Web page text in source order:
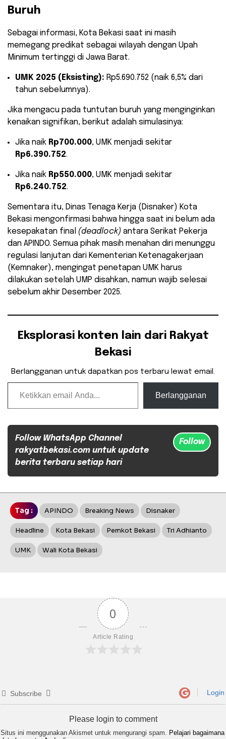
Buruh
​Sebagai informasi, Kota Bekasi saat ini masih
memegang predikat sebagai wilayah dengan Upah
Minimum tertinggi di Jawa Barat.
UMK 2025 (Eksisting): Rp5.690.752 (naik 6,5% dari
tahun sebelumnya).
​Jika mengacu pada tuntutan buruh yang menginginkan
kenaikan signifikan, berikut adalah simulasinya:
​Jika naik Rp700.000, UMK menjadi sekitar
Rp6.390.752.
​Jika naik Rp550.000, UMK menjadi sekitar
Rp6.240.752.
​Sementara itu, Dinas Tenaga Kerja (Disnaker) Kota
Bekasi mengonfirmasi bahwa hingga saat ini belum ada
kesepakatan final (deadlock) antara Serikat Pekerja
dan APINDO. Semua pihak masih menahan diri menunggu
regulasi lanjutan dari Kementerian Ketenagakerjaan
(Kemnaker), mengingat penetapan UMK harus
dilakukan setelah UMP disahkan, namun wajib selesai
sebelum akhir Desember 2025.
Eksplorasi konten lain dari Rakyat
Bekasi
Berlangganan untuk dapatkan pos terbaru lewat email.
Ketikkan email Anda...
Berlangganan
Follow WhatsApp Channel
rakyatbekasi.com untuk update
berita terbaru setiap hari
Follow
Tag : APINDO Breaking News Disnaker
Headline Kota Bekasi Pemkot Bekasi Tri Adhianto
UMK Wali Kota Bekasi
0
Article Rating
Subscribe Login
Please login to comment
Situs ini menggunakan Akismet untuk mengurangi spam.
Pelajari bagaimana